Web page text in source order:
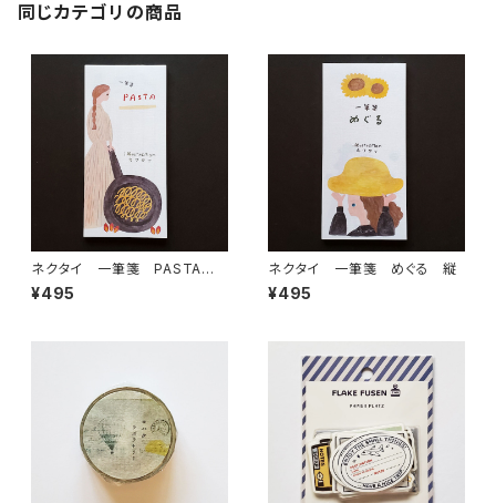
同じカテゴリの商品
ネクタイ 一筆箋 PASTA
縦
¥495
ネクタイ 一筆箋 めぐる 縦
¥495